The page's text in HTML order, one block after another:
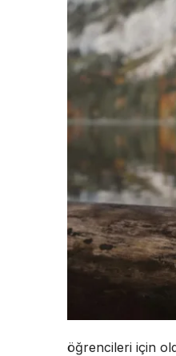
öğrencileri için